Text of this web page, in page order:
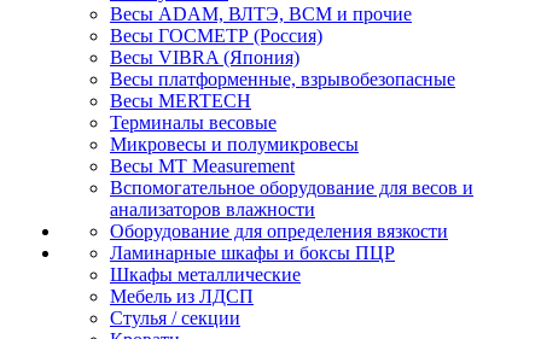
Весы ADAM, ВЛТЭ, BCM и прочие
Весы ГОСМЕТР (Россия)
Весы VIBRA (Япония)
Весы платформенные, взрывобезопасные
Весы MERTECH
Терминалы весовые
Микровесы и полумикровесы
Весы MT Measurement
Вспомогательное оборудование для весов и
анализаторов влажности
Оборудование для определения вязкости
Ламинарные шкафы и боксы ПЦР
Шкафы металлические
Мебель из ЛДСП
Стулья / секции